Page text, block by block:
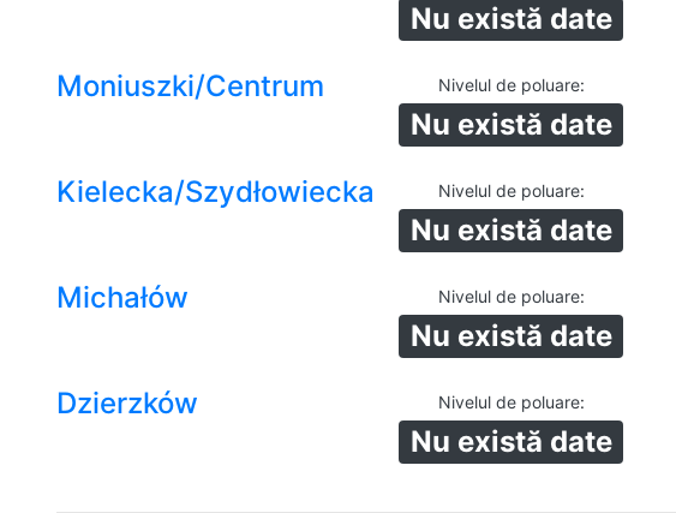
Nu există date
Moniuszki/Centrum
Nivelul de poluare:
Nu există date
Kielecka/Szydłowiecka
Nivelul de poluare:
Nu există date
Michałów
Nivelul de poluare:
Nu există date
Dzierzków
Nivelul de poluare:
Nu există date